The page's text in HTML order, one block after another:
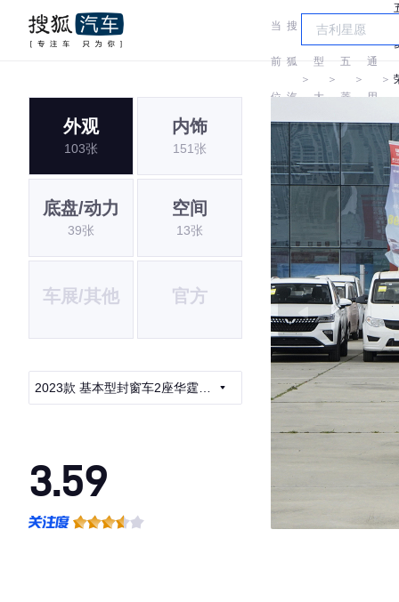
当
前
位
置:
搜
狐
汽
车
＞
车
型
大
全
＞
五
菱
＞
通
用
五
菱
＞
外观
103张
内饰
151张
底盘/动力
39张
空间
13张
车展/其他 官方
2023款 基本型封窗车2座华霆电
3.59